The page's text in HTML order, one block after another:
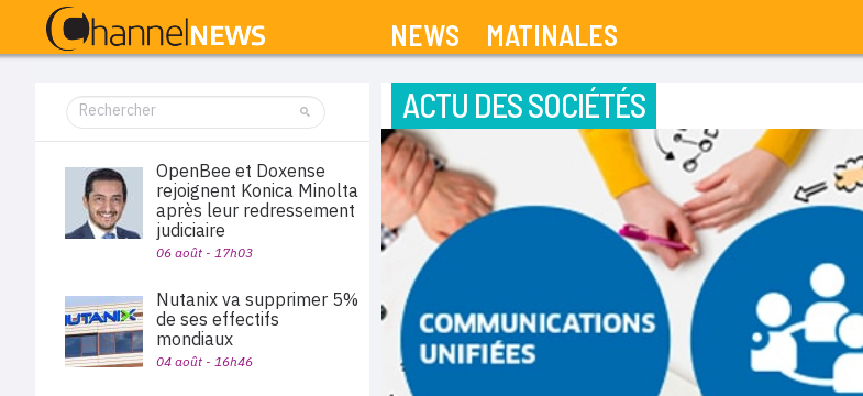
NEWS MATINALES
ACTU DES SOCIÉTÉS
OpenBee et Doxense
rejoignent Konica Minolta
après leur redressement
judiciaire
06 août - 17h03
Nutanix va supprimer 5%
de ses effectifs
mondiaux
04 août - 16h46